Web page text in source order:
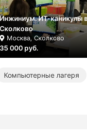
ИТ-каникулы
Сколково
Москва, Сколково
35 000 руб.
Компьютерные лагеря